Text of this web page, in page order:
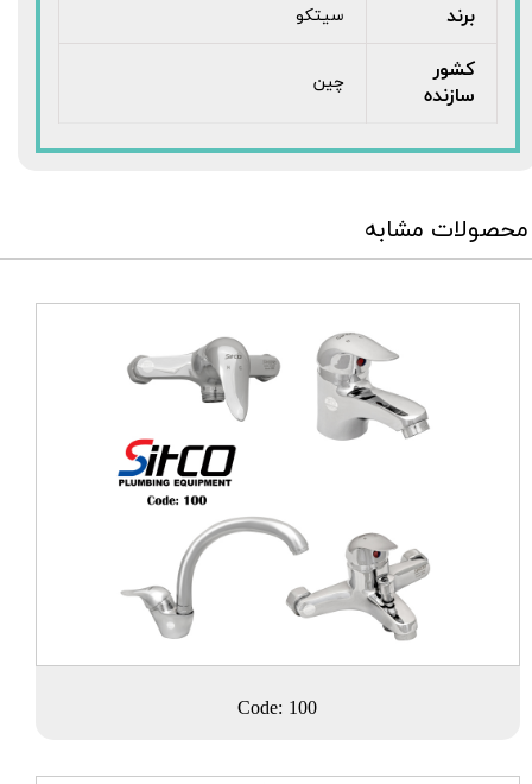
برند سیتکو
کشور
سازنده
چین
محصولات مشابه
Code: 100